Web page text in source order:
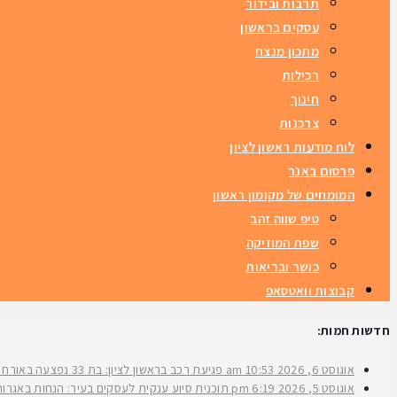
עסקים בראשון
מתכון מנצח
רכילות
חינוך
צרכנות
לוח מודעות ראשון לציון
פרסום באנר
המומחים של מקומון ראשון
טיפ שווה זהב
שפת המוזיקה
כושר ובריאות
קבוצות וואטסאפ
חדשות חמות:
אוגוסט 6, 2026 10:53 am
פגיעת רכב בראשון לציון: בת 33 נפצעה באורח בינוני ברחוב ירושלים
אוגוסט 5, 2026
6:19 pm
תוכנית סיוע ענקית לעסקים בעיר: הנחות